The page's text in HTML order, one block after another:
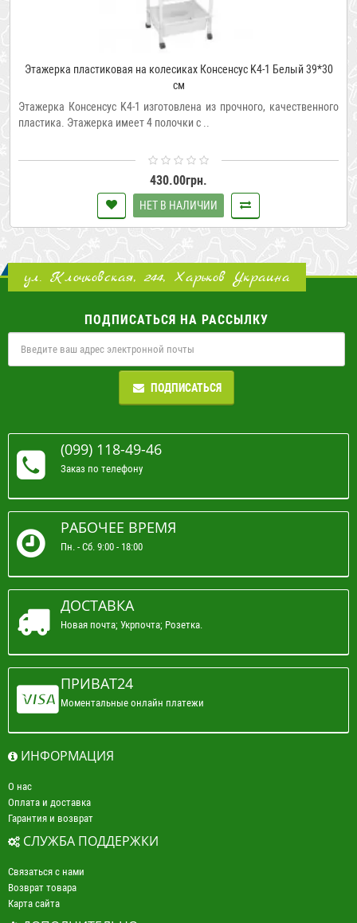
Этажерка пластиковая на колесиках Консенсус K4-1 Белый 39*30
см
Этажерка Консенсус K4-1 изготовлена из прочного, качественного
пластика. Этажерка имеет 4 полочки с ..
430.00грн.
НЕТ В НАЛИЧИИ
ул. Клочковская, 244, Харьков Украина
ПОДПИСАТЬСЯ НА РАССЫЛКУ
ПОДПИСАТЬСЯ
(099) 118-49-46
Заказ по телефону
РАБОЧЕЕ ВРЕМЯ
Пн. - Сб. 9:00 - 18:00
ДОСТАВКА
Новая почта; Укрпочта; Розетка.
ПРИВАТ24
Моментальные онлайн платежи
ИНФОРМАЦИЯ
О нас
Оплата и доставка
Гарантия и возврат
СЛУЖБА ПОДДЕРЖКИ
Связаться с нами
Возврат товара
Карта сайта